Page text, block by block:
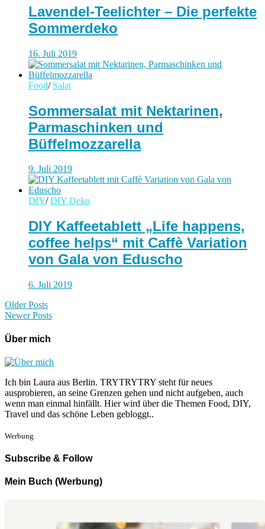
Lavendel-Teelichter – Die perfekte
Sommerdeko
16. Juli 2019
Food/ Salat
Sommersalat mit Nektarinen,
Parmaschinken und
Büffelmozzarella
9. Juli 2019
DIY/ DIY Deko
DIY Kaffeetablett „Life happens,
coffee helps“ mit Caffè Variation
von Gala von Eduscho
6. Juli 2019
Older Posts
Newer Posts
Über mich
Ich bin Laura aus Berlin. TRYTRYTRY steht für neues
ausprobieren, an seine Grenzen gehen und nicht aufgeben, auch
wenn man einmal hinfällt. Hier wird über die Themen Food, DIY,
Travel und das schöne Leben gebloggt..
Werbung
Subscribe & Follow
Mein Buch (Werbung)